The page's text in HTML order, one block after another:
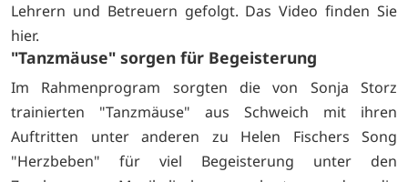
Lehrern und Betreuern gefolgt. Das Video finden Sie
hier.
"Tanzmäuse" sorgen für Begeisterung
Im Rahmenprogram sorgten die von Sonja Storz
trainierten "Tanzmäuse" aus Schweich mit ihren
Auftritten unter anderen zu Helen Fischers Song
"Herzbeben" für viel Begeisterung unter den